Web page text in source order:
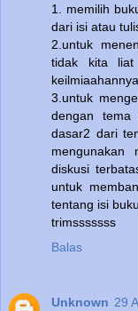
1. memilih
dari isi atau
2.untuk
tidak kita liat
3.untuk
dengan tema
dasar2 dari
mengunakan
diskusi
untuk
tentang isi
trimsssssss
Balas
Unknown 29